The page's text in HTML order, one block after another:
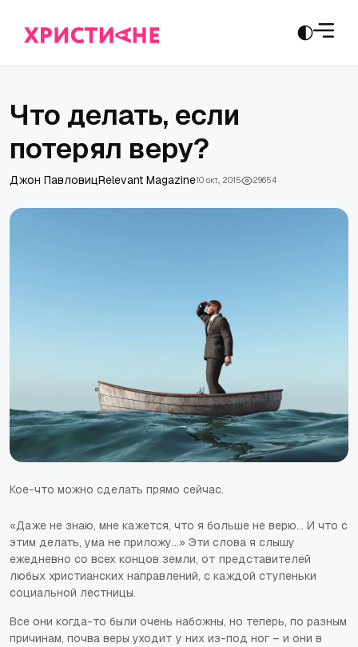
Что делать, если
потерял веру?
Джон ПавловицRelevant Magazine10 окт., 2015 29654
Кое-что можно сделать прямо сейчас.
«Даже не знаю, мне кажется, что я больше не верю... И что с
этим делать, ума не приложу...» Эти слова я слышу
ежедневно со всех концов земли, от представителей
любых христианских направлений, с каждой ступеньки
социальной лестницы.
Все они когда-то были очень набожны, но теперь, по разным
причинам, почва веры уходит у них из-под ног – и они в